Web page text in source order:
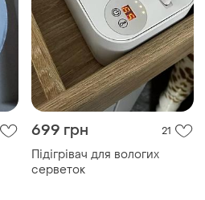
699 грн 21
Підігрівач для вологих
серветок